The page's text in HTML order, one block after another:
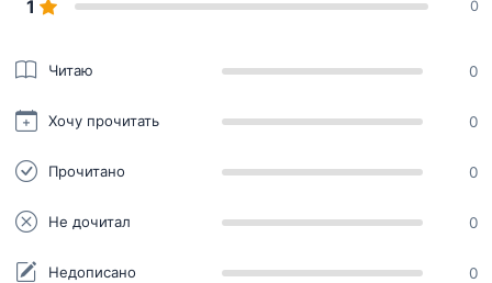
1 0
Читаю 0
Хочу прочитать 0
Прочитано 0
Не дочитал 0
Недописано 0